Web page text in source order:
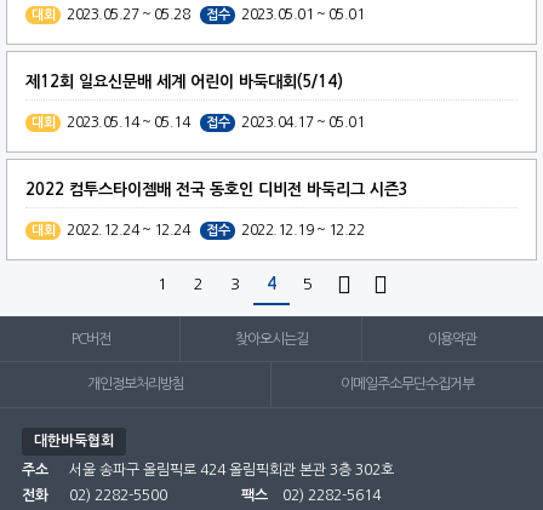
대회 2023.05.27 ~ 05.28 접수 2023.05.01 ~ 05.01
제12회 일요신문배 세계 어린이 바둑대회(5/14)
대회 2023.05.14 ~ 05.14 접수 2023.04.17 ~ 05.01
2022 컴투스타이젬배 전국 동호인 디비전 바둑리그 시즌3
대회 2022.12.24 ~ 12.24 접수 2022.12.19 ~ 12.22
1 2 3 4 5  
PC버전 찾아오시는길 이용약관
개인정보처리방침 이메일주소무단수집거부
대한바둑협회
주소
서울 송파구 올림픽로 424 올림픽회관 본관 3층 302호
전화
02) 2282-5500 팩스 02) 2282-5614